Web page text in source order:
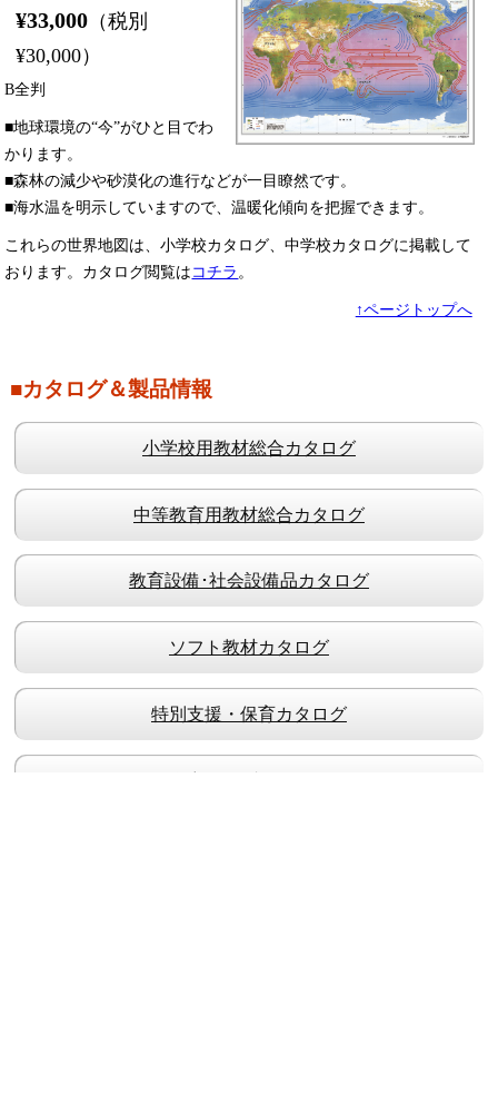
¥33,000（税別
¥30,000）
B全判
■地球環境の“今”がひと目でわ
かります。
■森林の減少や砂漠化の進行などが一目瞭然です。
■海水温を明示していますので、温暖化傾向を把握できます。
これらの世界地図は、小学校カタログ、中学校カタログに掲載して
おります。カタログ閲覧はコチラ 。
↑ページトップへ
■カタログ＆製品情報
小学校用教材総合カタログ
中等教育用教材総合カタログ
教育設備･社会設備品カタログ
ソフト教材カタログ
特別支援・保育カタログ